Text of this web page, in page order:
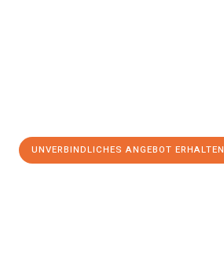
UNVERBINDLICHES ANGEBOT ERHALTEN